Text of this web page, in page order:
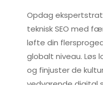
Opdag
teknisk SEO med
løfte din
globalt niveau. Løs
og finjuster de